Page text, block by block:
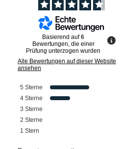
Basierend auf6
Bewertungen, die einer
Prüfung unterzogen wurden
Alle Bewertungen auf dieser Website
ansehen
5 Sterne
4 Sterne
3 Sterne
2 Sterne
1 Stern